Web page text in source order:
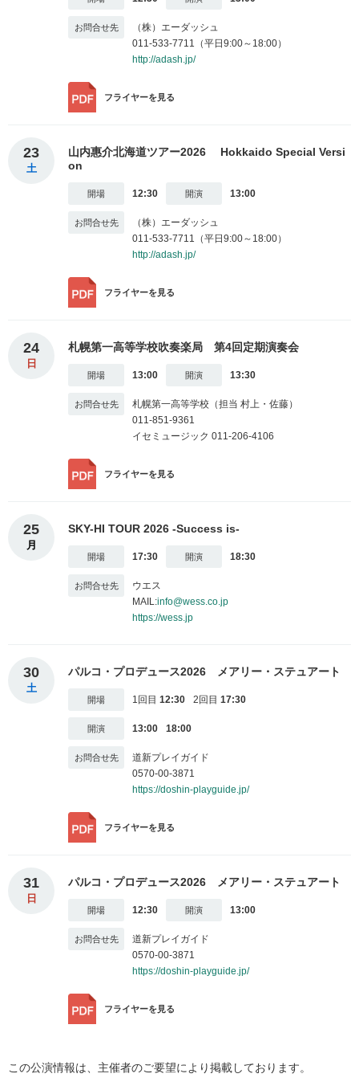
（株）エーダッシュ
011-533-7711（平日9:00～18:00）
http://adash.jp/
フライヤーを見る
23
土
山内惠介北海道ツアー2026 Hokkaido Special Versi
on
12:30 13:00
（株）エーダッシュ
011-533-7711（平日9:00～18:00）
http://adash.jp/
フライヤーを見る
24
日
札幌第一高等学校吹奏楽局 第4回定期演奏会
13:00 13:30
札幌第一高等学校（担当 村上・佐藤）
011-851-9361
イセミュージック 011-206-4106
フライヤーを見る
25
月
SKY-HI TOUR 2026 -Success is-
17:30 18:30
ウエス
MAIL:info@wess.co.jp
https://wess.jp
30
土
パルコ・プロデュース2026 メアリー・ステュアート
1回目 12:30 2回目 17:30
13:00 18:00
道新プレイガイド
0570-00-3871
https://doshin-playguide.jp/
フライヤーを見る
31
日
パルコ・プロデュース2026 メアリー・ステュアート
12:30 13:00
道新プレイガイド
0570-00-3871
https://doshin-playguide.jp/
フライヤーを見る
この公演情報は、主催者のご要望により掲載しております。